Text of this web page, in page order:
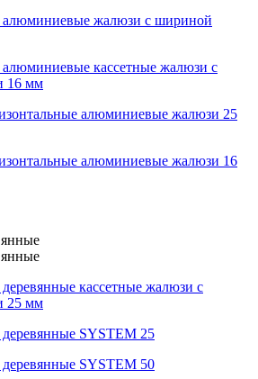
алюминиевые жалюзи с шириной
алюминиевые кассетные жалюзи с
16 мм
алюминиевые жалюзи 25
алюминиевые жалюзи 16
кассетные жалюзи с
25 мм
деревянные SYSTEM 25
деревянные SYSTEM 50